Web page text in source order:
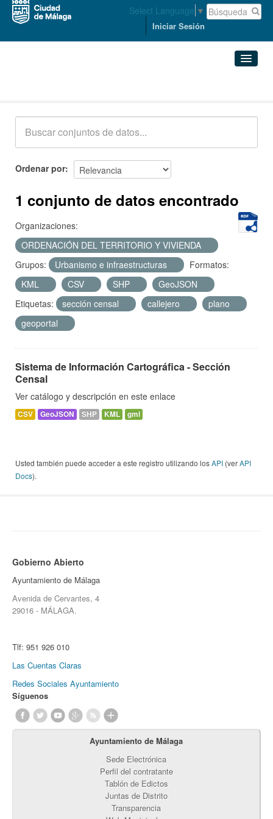
Select Language ▼
Iniciar Sesión
Acerca de
Ordenar por
1 conjunto de datos encontrado
Organizaciones:
ORDENACIÓN DEL TERRITORIO Y VIVIENDA
Grupos:
Urbanismo e infraestructuras
Formatos:
KML
CSV SHP
GeoJSON
Etiquetas:
sección censal callejero
plano
geoportal
Sistema de Información Cartográfica - Sección
Censal
Ver catálogo y descripción en este enlace
CSV GeoJSON SHP KML gml
Usted también puede acceder a este registro utilizando losAPI (verAPI
Docs).
Gobierno Abierto
Ayuntamiento de Málaga
Avenida de Cervantes, 4
29016 - MÁLAGA.
Tlf: 951 926 010
Las Cuentas Claras
Redes Sociales Ayuntamiento
Síguenos
Ayuntamiento de Málaga
Sede Electrónica
Perfil del contratante
Tablón de Edictos
Juntas de Distrito
Transparencia